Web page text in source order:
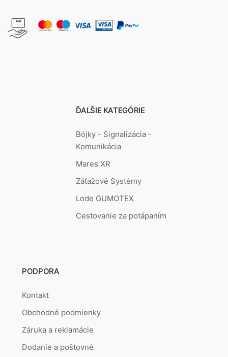
ĎALŠIE KATEGÓRIE
Bójky - Signalizácia -
Komunikácia
Mares XR
Záťažové Systémy
Lode GUMOTEX
Cestovanie za potápaním
PODPORA
Kontakt
Obchodné podmienky
Záruka a reklamácie
Dodanie a poštovné